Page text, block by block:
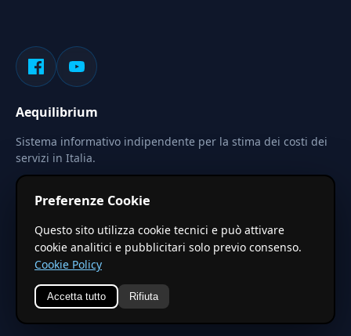
Aequilibrium
Sistema informativo indipendente per la stima dei costi dei
servizi in Italia.
Le stime pubblicate sono calcolate tramite coefficienti
territoriali regionali applicati a valori base nazionali. Non
costituiscono preventivo ufficiale.
© 2026 Aequilibrium — Un progetto di vxd.mobi
Preferenze Cookie
Questo sito utilizza cookie tecnici e può attivare
cookie analitici e pubblicitari solo previo consenso.
Cookie Policy
Accetta tutto Rifiuta